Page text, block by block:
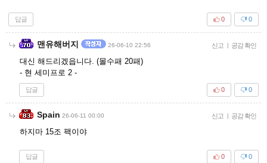
답글 0
0
맨유해버지 26-06-10 22:56 신고 | 공감 확인
대신 해드리겠읍니다. (몰수패 20패)
- 현 세미프로 2 -
답글 0
0
Spain 26-06-11 00:00 신고 | 공감 확인
하지마 15조 팩이야
답글 0
0